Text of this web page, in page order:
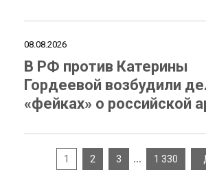
08.08.2026
В РФ против Катерины
Гордеевой возбудили
«фейках» о российской
1 2 3 … 1 330